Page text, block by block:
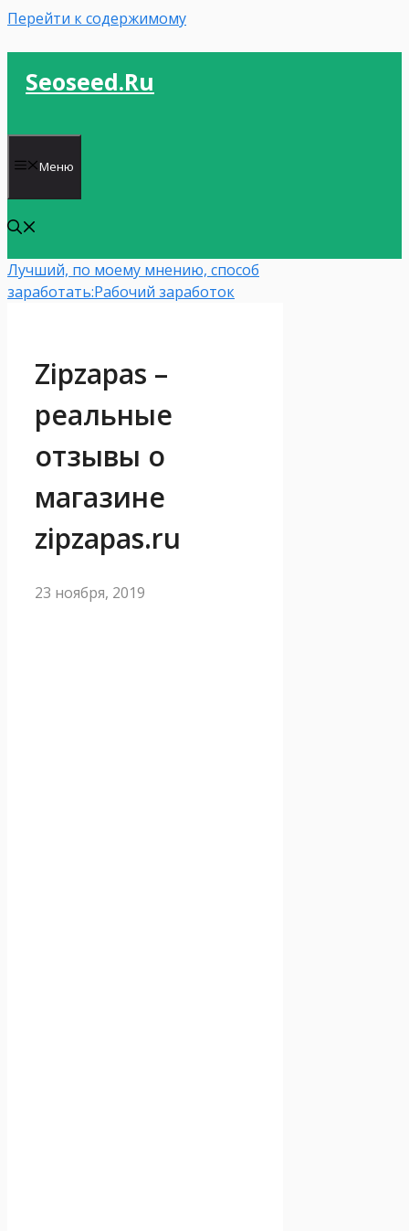
Перейти к содержимому
Seoseed.ru
Меню
Лучший, по моему мнению, способ
заработать:Рабочий заработок
Zipzapas –
реальные
отзывы о
магазине
zipzapas.ru
23 ноября, 2019